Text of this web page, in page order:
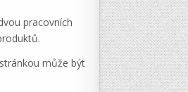
pracovních
může být